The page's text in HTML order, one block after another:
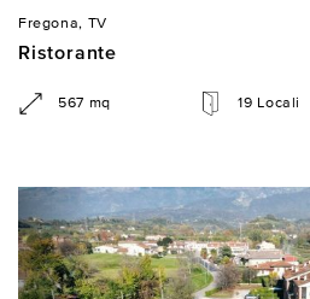
Fregona, TV
Ristorante
567 mq 19 Locali